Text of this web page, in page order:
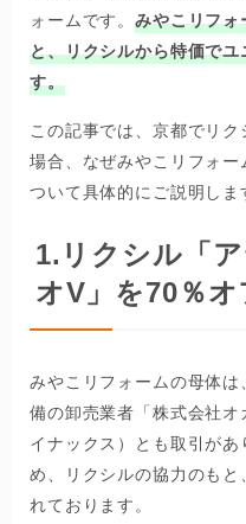
ォームです。みやこリフォ
と、リクシルから特価で
す。
この記事では、京都でリ
場合、なぜみやこリフォ
ついて具体的にご説明しま
1.リクシル「
オV」を70％
みやこリフォームの母体
備の卸売業者「株式会社
イナックス）とも取引が
め、リクシルの協力のもと
れております。